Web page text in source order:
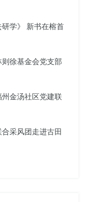
学》 新书在榕首
徐基金会党支部
金汤社区党建联
采风团走进古田